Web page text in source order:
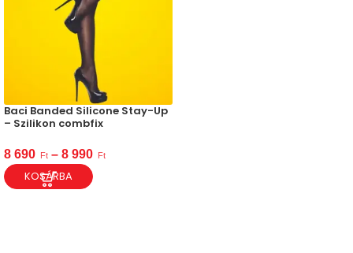
Baci Banded Silicone Stay-Up
– Szilikon combfix
8 690 Ft – 8 990 Ft
KOSÁRBA